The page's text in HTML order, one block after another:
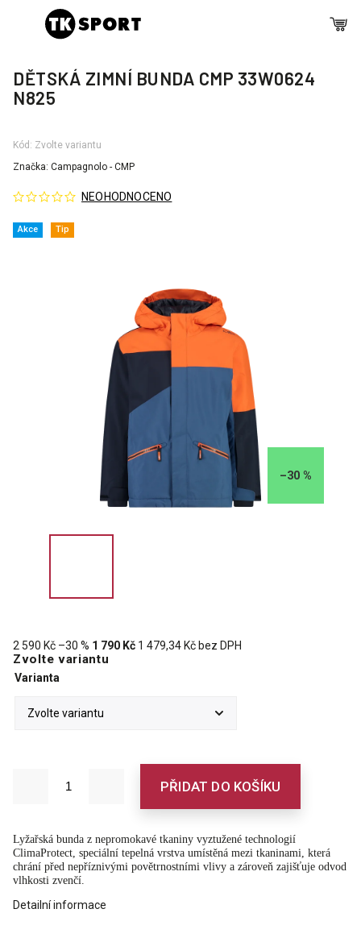
DĚTSKÁ ZIMNÍ BUNDA CMP 33W0624
N825
Kód: Zvolte variantu
Akce Tip
NEOHODNOCENO
Značka: Campagnolo - CMP
–30 %
2 590 Kč –30 % 1 790 Kč 1 479,34 Kč bez DPH
Zvolte variantu
Varianta
PŘIDAT DO KOŠÍKU
Lyžařská bunda z nepromokavé tkaniny vyztužené technologií
ClimaProtect, speciální tepelná vrstva umístěná mezi tkaninami, která
chrání před nepříznivými povětrnostními vlivy a zároveň zajišťuje odvod
vlhkosti zvenčí.
Detailní informace